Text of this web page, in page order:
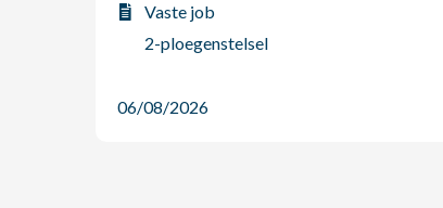
Vaste job
2-ploegenstelsel
06/08/2026